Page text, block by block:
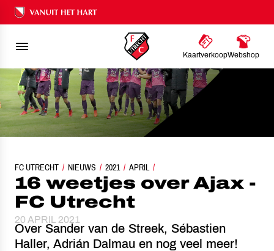
Ons nalatenschap
KaartverkoopWebshop
FC UTRECHT NIEUWS 2021 APRIL
16 WEETJES OVER AJAX - FC UTRECHT
16 weetjes over Ajax -
FC Utrecht
20 APRIL 2021
Over Sander van de Streek, Sébastien
Haller, Adrián Dalmau en nog veel meer!